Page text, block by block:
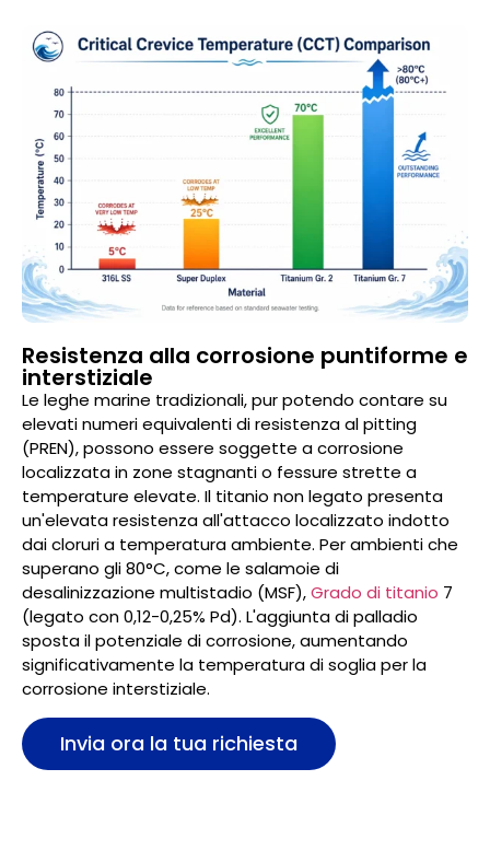
Resistenza alla corrosione puntiforme e
interstiziale
Le leghe marine tradizionali, pur potendo contare su
elevati numeri equivalenti di resistenza al pitting
(PREN), possono essere soggette a corrosione
localizzata in zone stagnanti o fessure strette a
temperature elevate. Il titanio non legato presenta
un'elevata resistenza all'attacco localizzato indotto
dai cloruri a temperatura ambiente. Per ambienti che
superano gli 80°C, come le salamoie di
desalinizzazione multistadio (MSF),Grado di titanio 7
(legato con 0,12-0,25% Pd). L'aggiunta di palladio
sposta il potenziale di corrosione, aumentando
significativamente la temperatura di soglia per la
corrosione interstiziale.
Invia ora la tua richiesta